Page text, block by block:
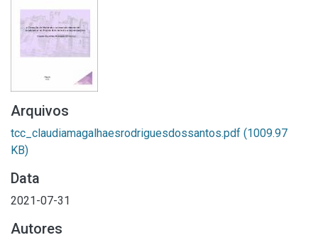
Arquivos
tcc_claudiamagalhaesrodriguesdossantos.pdf (1009.97
KB)
Data
2021-07-31
Autores